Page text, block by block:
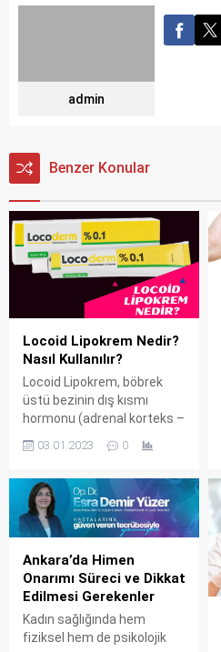
admin
Benzer Konular
Locoid Lipokrem Nedir?
Nasıl Kullanılır?
Locoid Lipokrem, böbrek
üstü bezinin dış kısmı
hormonu (adrenal korteks –
formunda bir ilaçtır.
beyaz renge sahiptir. Deri
bozukluklarının sebep
olduğu kaşıntı, deri
semptomların
düzeltilmesine yardımcı
olmaktadır. Locoid Lipokrem
hastalığın tedavisinde değil,
hastalık sürecinde oluşan
03.01.2023 0
Ankara’da Himen
Onarımı Süreci ve Dikkat
Edilmesi Gerekenler
Kadın sağlığında hem
fiziksel hem de psikolojik